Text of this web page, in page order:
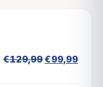
€129,99€99,99